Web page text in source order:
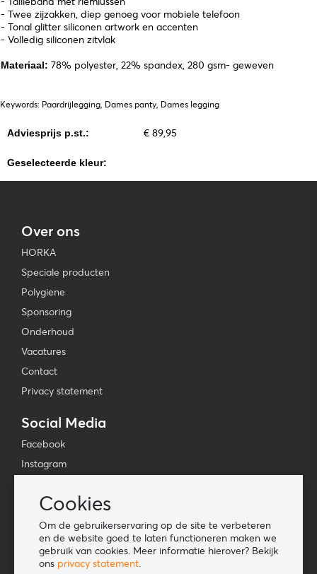
Cookies
Om de gebruikerservaring op de site te verbeteren
en de website goed te laten functioneren maken we
gebruik van cookies. Meer informatie hierover? Bekijk
ons privacy statement.
- Twee zijzakken, diep genoeg voor mobiele telefoon
- Tonal glitter siliconen artwork en accenten
- Volledig siliconen zitvlak
Materiaal: 78% polyester, 22% spandex, 280 gsm- geweven
Keywords: Paardrijlegging, Dames panty, Dames legging
Adviesprijs p.st.: € 89,95
Geselecteerde kleur:
Over ons
HORKA
Speciale producten
Polygiene
Sponsoring
Onderhoud
Vacatures
Contact
Privacy statement
Social Media
Facebook
Instagram
TikTok
Tools
Lookbook